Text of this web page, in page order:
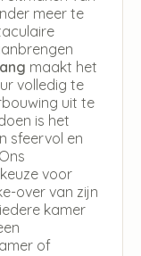
meer te
maakt het
volledig te
uit te
is het
sfeervol en
voor
over van zijn
kamer
of